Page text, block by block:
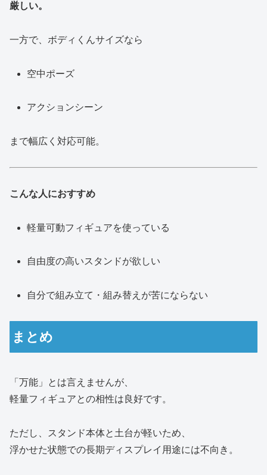
厳しい。
一方で、ボディくんサイズなら
空中ポーズ
アクションシーン
まで幅広く対応可能。
こんな人におすすめ
軽量可動フィギュアを使っている
自由度の高いスタンドが欲しい
自分で組み立て・組み替えが苦にならない
まとめ
「万能」とは言えませんが、
軽量フィギュアとの相性は良好です。
ただし、スタンド本体と土台が軽いため、
浮かせた状態での長期ディスプレイ用途には不向き。